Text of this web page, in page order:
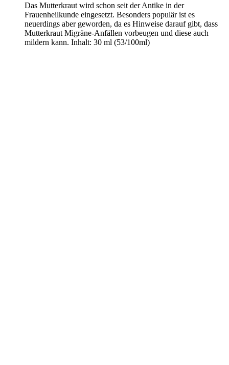
Das Mutterkraut wird schon seit der Antike in der
Frauenheilkunde eingesetzt. Besonders populär ist es
neuerdings aber geworden, da es Hinweise darauf gibt, dass
Mutterkraut Migräne-Anfällen vorbeugen und diese auch
mildern kann. Inhalt: 30 ml (53/100ml)